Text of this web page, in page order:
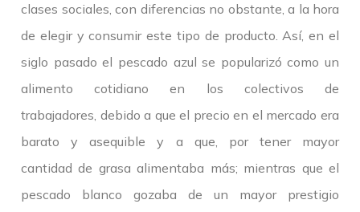
clases sociales, con diferencias no obstante, a la hora
de elegir y consumir este tipo de producto. Así, en el
siglo pasado el pescado azul se popularizó como un
alimento cotidiano en los colectivos de
trabajadores, debido a que el precio en el mercado era
barato y asequible y a que, por tener mayor
cantidad de grasa alimentaba más; mientras que el
pescado blanco gozaba de un mayor prestigio